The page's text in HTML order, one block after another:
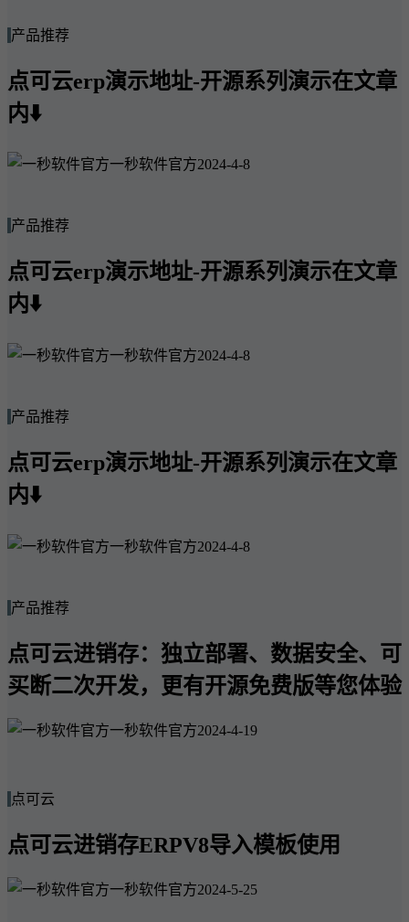
产品推荐
点可云erp演示地址-开源系列演示在文章
内⬇️
一秒软件官方2024-4-8
产品推荐
点可云erp演示地址-开源系列演示在文章
内⬇️
一秒软件官方2024-4-8
产品推荐
点可云erp演示地址-开源系列演示在文章
内⬇️
一秒软件官方2024-4-8
产品推荐
点可云进销存：独立部署、数据安全、可
买断二次开发，更有开源免费版等您体验
一秒软件官方2024-4-19
点可云
点可云进销存ERPV8导入模板使用
一秒软件官方2024-5-25